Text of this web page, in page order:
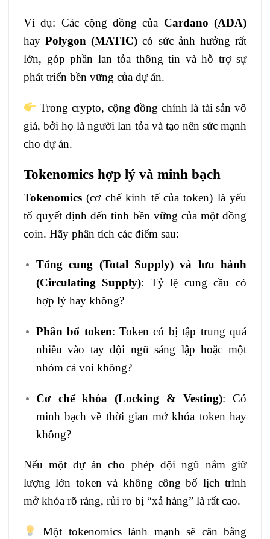
Ví dụ: Các cộng đồng của Cardano (ADA)
hayPolygon (MATIC) có sức ảnh hưởng rất
lớn, góp phần lan tỏa thông tin và hỗ trợ sự
phát triển bền vững của dự án.
Trong crypto, cộng đồng chính là tài sản vô
giá, bởi họ là người lan tỏa và tạo nên sức mạnh
cho dự án.
Tokenomics hợp lý và minh bạch
Tokenomics (cơ chế kinh tế của token) là yếu
tố quyết định đến tính bền vững của một đồng
coin. Hãy phân tích các điểm sau:
Tổng cung (Total Supply) và lưu hành
(Circulating Supply): Tỷ lệ cung cầu có
hợp lý hay không?
Phân bổ token: Token có bị tập trung quá
nhiều vào tay đội ngũ sáng lập hoặc một
nhóm cá voi không?
Cơ chế khóa (Locking & Vesting): Có
minh bạch về thời gian mở khóa token hay
không?
Nếu một dự án cho phép đội ngũ nắm giữ
lượng lớn token và không công bố lịch trình
mở khóa rõ ràng, rủi ro bị “xả hàng” là rất cao.
Một tokenomics lành mạnh sẽ cân bằng